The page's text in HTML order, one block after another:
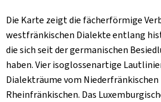
Die Karte zeigt die fächerförmige
westfränkischen Dialekte entlang
die sich seit der germanischen
haben. Vier isoglossenartige
Dialekträume vom Niederfränkischen
Rheinfränkischen. Das